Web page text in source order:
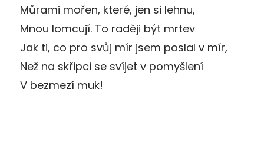
Můrami mořen, které, jen si lehnu,
Mnou lomcují. To raději být mrtev
Jak ti, co pro svůj mír jsem poslal v mír,
Než na skřipci se svíjet v pomyšlení
V bezmezí muk!